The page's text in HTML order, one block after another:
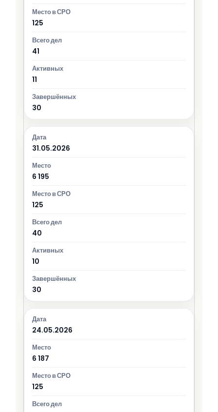
125
41
11
30
31.05.2026
6 195
125
40
10
30
24.05.2026
6 187
125